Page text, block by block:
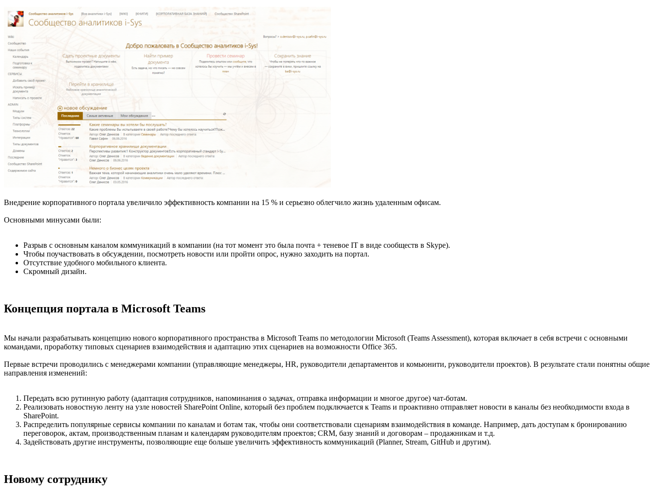
Внедрение корпоративного портала увеличило эффективность компании на 15 % и серьезно облегчило жизнь удаленным офисам.
Основными минусами были:
Разрыв с основным каналом коммуникаций в компании (на тот момент это была почта + теневое IT в виде сообществ в Skype).
Чтобы поучаствовать в обсуждении, посмотреть новости или пройти опрос, нужно заходить на портал.
Отсутствие удобного мобильного клиента.
Скромный дизайн.
Концепция портала в Microsoft Teams
Мы начали разрабатывать концепцию нового корпоративного пространства в Microsoft Teams по методологии Microsoft (Teams Assessment), которая включает в себя встречи с основными
командами, проработку типовых сценариев взаимодействия и адаптацию этих сценариев на возможности Office 365.
Первые встречи проводились с менеджерами компании (управляющие менеджеры, HR, руководители департаментов и комьюнити, руководители проектов). В результате стали понятны общие
направления изменений:
Передать всю рутинную работу (адаптация сотрудников, напоминания о задачах, отправка информации и многое другое) чат-ботам.
Реализовать новостную ленту на узле новостей SharePoint Online, который без проблем подключается к Teams и проактивно отправляет новости в каналы без необходимости входа в
SharePoint.
Распределить популярные сервисы компании по каналам и ботам так, чтобы они соответствовали сценариям взаимодействия в команде. Например, дать доступам к бронированию
переговорок, актам, производственным планам и календарям руководителям проектов; CRM, базу знаний и договорам – продажникам и т.д.
Задействовать другие инструменты, позволяющие еще больше увеличить эффективность коммуникаций (Planner, Stream, GitHub и другим).
Новому сотруднику